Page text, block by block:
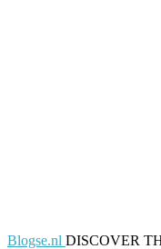
Blogse.nl DISCOVER